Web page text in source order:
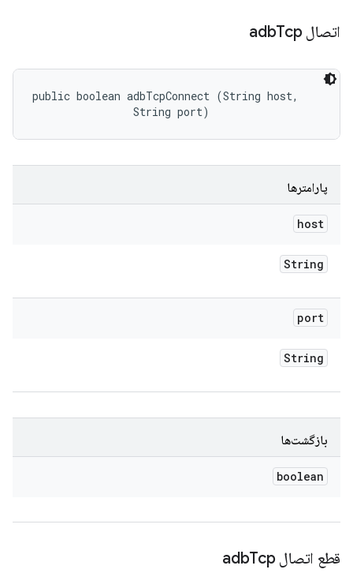
اتصال adbTcp
public boolean adbTcpConnect (String host,
                String port)
پارامترها
host
String
port
String
بازگشت‌ها
boolean
قطع اتصال adbTcp